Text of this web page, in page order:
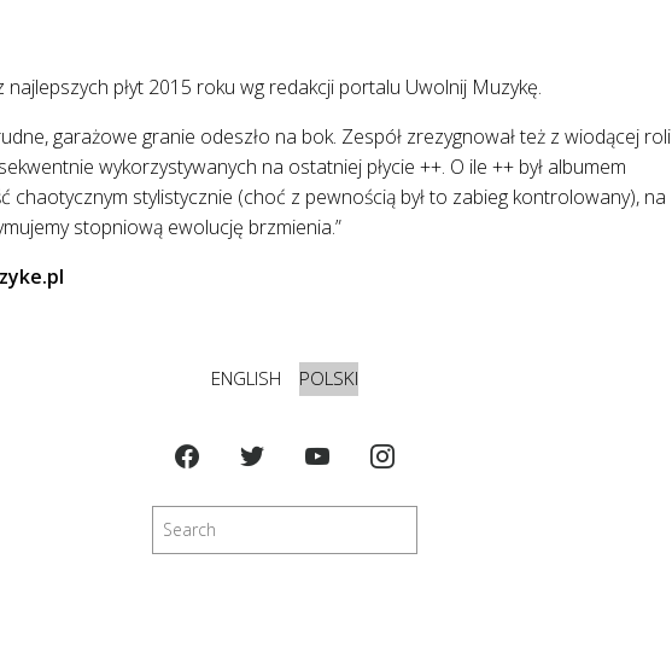
najlepszych płyt 2015 roku wg redakcji portalu Uwolnij Muzykę.
garażowe granie odeszło na bok. Zespół zrezygnował też z wiodącej roli
wykorzystywanych na ostatniej płycie ++. O ile ++ był albumem
chaotycznym stylistycznie (choć z pewnością był to zabieg kontrolowany), na
stopniową ewolucję brzmienia.”
ENGLISH POLSKI